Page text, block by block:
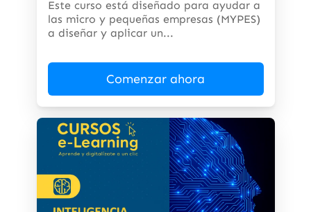
Este curso está diseñado para ayudar a
las micro y pequeñas empresas (MYPES)
a diseñar y aplicar un...
Comenzar ahora